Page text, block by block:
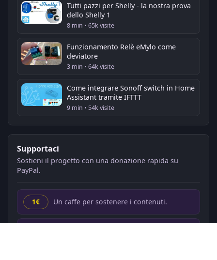
Tutti pazzi per Shelly - la nostra prova
dello Shelly 1
8 min • 65k visite
Funzionamento Relè eMylo come
deviatore
3 min • 64k visite
Come integrare Sonoff switch in Home
Assistant tramite IFTTT
9 min • 54k visite
Supportaci
Sostieni il progetto con una donazione rapida su
PayPal.
1€ Un caffe per sostenere i contenuti.